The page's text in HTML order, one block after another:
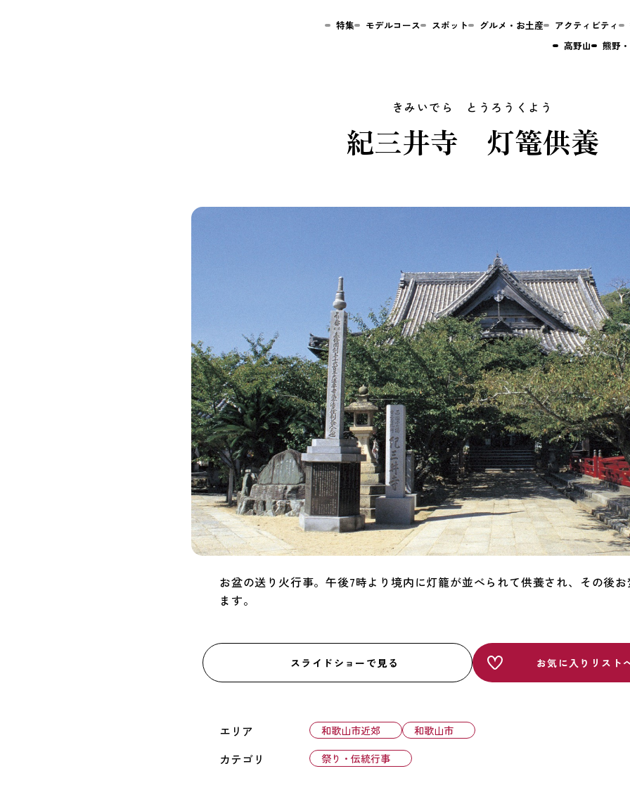
紀三井寺 灯篭供養
お盆の送り火行事。午後7時より境内に灯籠が並べられて供養され、その後
ます。
スライドショーで見る お気に入りリスト
エリア 和歌山市近郊 和歌山市
カテゴリ 祭り・伝統行事
特集 モデルコース スポット グルメ・お土産 アクティビティ
高野山
熊野